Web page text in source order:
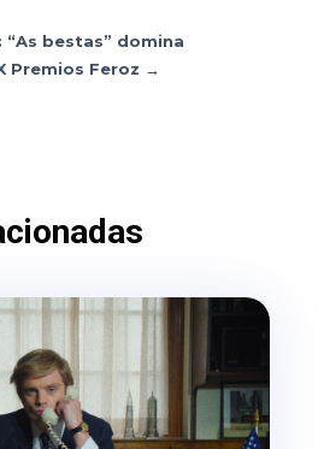
“As bestas” domina
Premios Feroz →